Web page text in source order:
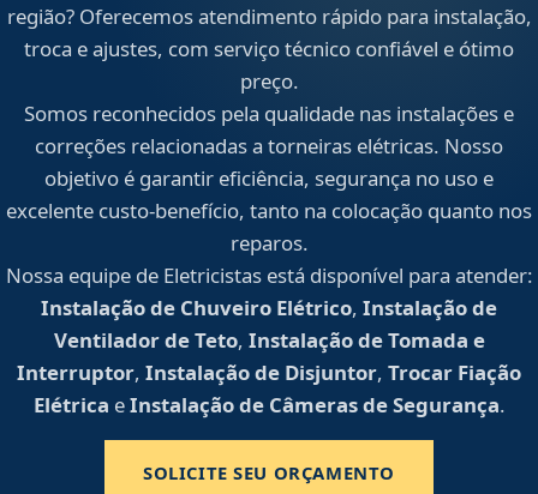
região? Oferecemos atendimento rápido para instalação,
troca e ajustes, com serviço técnico confiável e ótimo
preço.
Somos reconhecidos pela qualidade nas instalações e
correções relacionadas a torneiras elétricas. Nosso
objetivo é garantir eficiência, segurança no uso e
excelente custo-benefício, tanto na colocação quanto nos
reparos.
Nossa equipe de Eletricistas está disponível para atender:
Instalação de Chuveiro Elétrico, Instalação de
Ventilador de Teto, Instalação de Tomada e
Interruptor, Instalação de Disjuntor, Trocar Fiação
Elétrica eInstalação de Câmeras de Segurança.
SOLICITE SEU ORÇAMENTO